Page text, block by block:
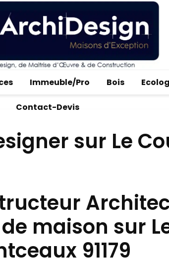
Immeuble/Pro Bois
Contact-Devis
sur Le
maison sur
91179